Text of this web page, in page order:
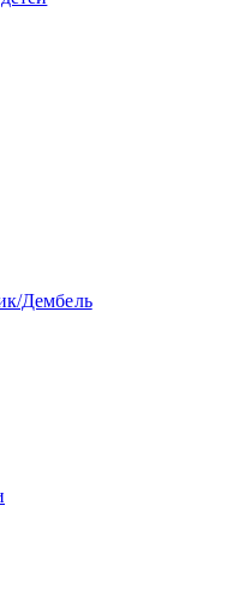
Дембель